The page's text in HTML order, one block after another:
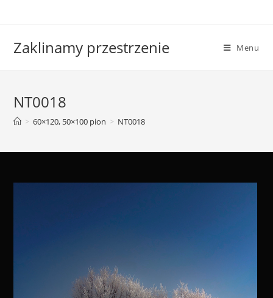
Zaklinamy przestrzenie Menu
NT0018
> 60×120, 50×100 pion > NT0018